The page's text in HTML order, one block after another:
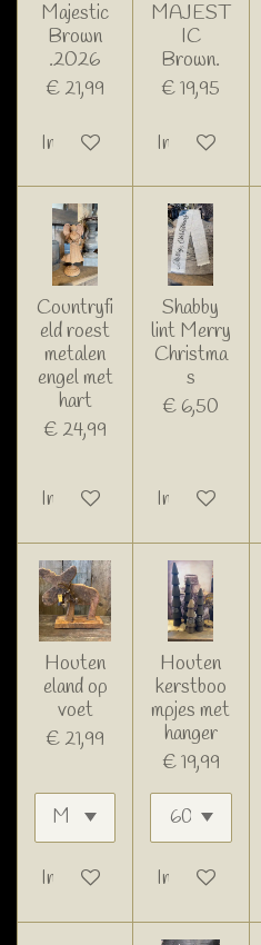
Majestic
Brown
.2026
€ 21,99
In winkelwagen
MAJEST
IC
Brown.
€ 19,95
In winkelwagen
Countryfi
eld roest
metalen
engel met
hart
€ 24,99
In winkelwagen
Shabby
lint Merry
Christma
s
€ 6,50
In winkelwagen
Houten
eland op
voet
€ 21,99
In winkelwagen
Houten
kerstboo
mpjes met
hanger
€ 19,99
In winkelwagen